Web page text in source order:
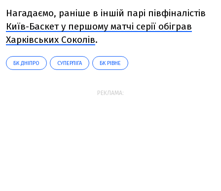
Нагадаємо, раніше в іншій парі півфіналістів
Київ-Баскет у першому матчі серії обіграв
Харківських Соколів.
БК ДНІПРО СУПЕРЛІГА БК РІВНЕ
РЕКЛАМА: